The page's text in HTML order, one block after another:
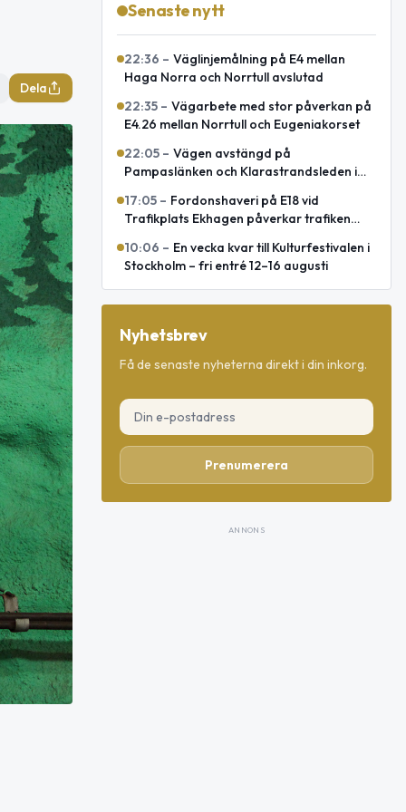
Dela
Senaste nytt
22:36 – Väglinjemålning på E4 mellan
Haga Norra och Norrtull avslutad
22:35 – Vägarbete med stor påverkan på
E4.26 mellan Norrtull och Eugeniakorset
22:05 – Vägen avstängd på
Pampaslänken och Klarastrandsleden i
17:05 – Fordonshaveri på E18 vid
Trafikplats Ekhagen påverkar trafiken
10:06 – En vecka kvar till Kulturfestivalen i
Stockholm – fri entré 12–16 augusti
Nyhetsbrev
Få de senaste nyheterna direkt i din inkorg.
Prenumerera
ANNONS